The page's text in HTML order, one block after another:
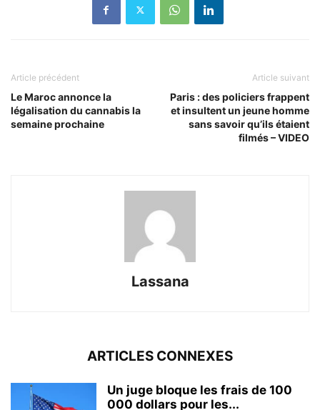
Article précédent
Le Maroc annonce la
légalisation du cannabis la
semaine prochaine
Article suivant
Paris : des policiers frappent
et insultent un jeune homme
sans savoir qu’ils étaient
filmés – VIDEO
Lassana
ARTICLES CONNEXES
Un juge bloque les frais de 100
000 dollars pour les...